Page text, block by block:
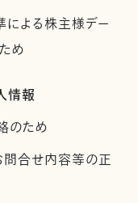
による株主様デー
め
情報
のため
問合せ内容等の正